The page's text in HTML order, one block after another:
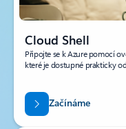
Cloud Shell
Připojte se k Azure pomocí
které je dostupné prakticky
Začínáme